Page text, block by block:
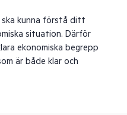
ska kunna förstå ditt
situation. Därför
ekonomiska begrepp
är både klar och